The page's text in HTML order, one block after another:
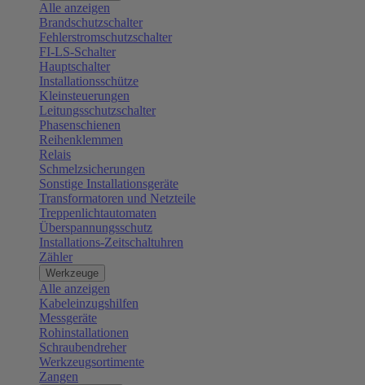
Alle anzeigen
Brandschutzschalter
Fehlerstromschutzschalter
FI-LS-Schalter
Hauptschalter
Installationsschütze
Kleinsteuerungen
Leitungsschutzschalter
Phasenschienen
Reihenklemmen
Relais
Schmelzsicherungen
Sonstige Installationsgeräte
Transformatoren und Netzteile
Treppenlichtautomaten
Überspannungsschutz
Installations-Zeitschaltuhren
Zähler
Werkzeuge
Alle anzeigen
Kabeleinzugshilfen
Messgeräte
Rohinstallationen
Schraubendreher
Werkzeugsortimente
Zangen